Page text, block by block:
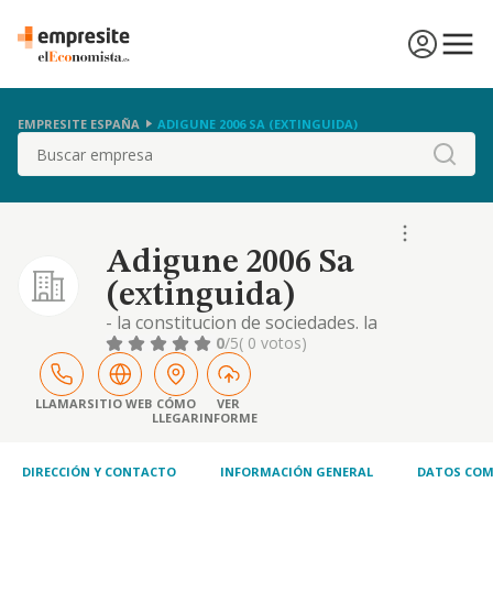
EMPRESITE ESPAÑA ADIGUNE 2006 SA (EXTINGUIDA)
Buscar
Adigune 2006 Sa
(extinguida)
- la constitucion de sociedades. la
suscripcion, adquisicion y venta de acciones
y participaciones en sociedades. - la direccion
y la gestion de las acciones o participaciones
que la sociedad mantenga en sociedades, asi
0/5( 0 votos)
LLAMARSITIO WEB CÓMO
LLEGAR
VER
INFORME
DIRECCIÓN Y CONTACTO INFORMACIÓN GENERAL DATOS